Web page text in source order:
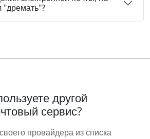
"дремать"?
другой
сервис?
провайдера из списка